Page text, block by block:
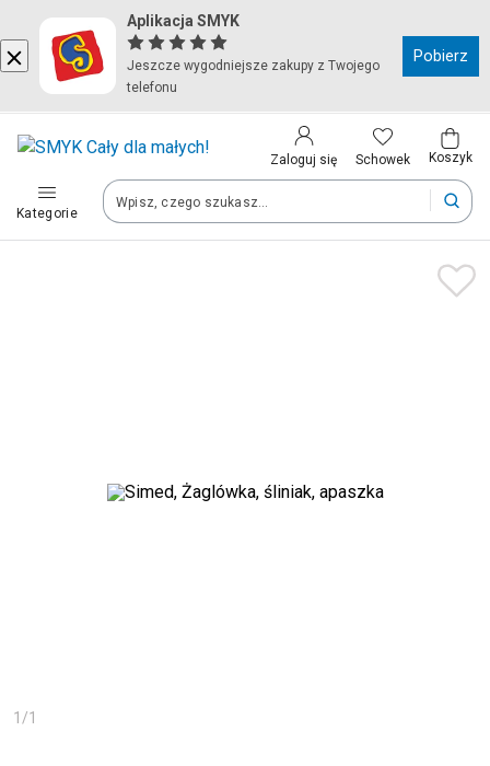
Aplikacja SMYK
Jeszcze wygodniejsze zakupy z Twojego
telefonu
Pobierz
Zaloguj się Schowek Koszyk
Kategorie
Kraj i język
Polska (Poland)
Twoje zamówienia dostarczymy na teren wybranego kraju.
Zapisz
1 /1